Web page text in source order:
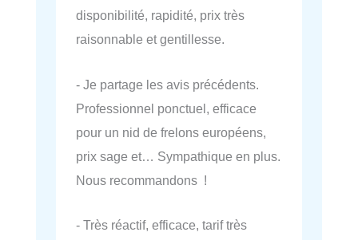
disponibilité, rapidité, prix très
raisonnable et gentillesse.
- Je partage les avis précédents.
Professionnel ponctuel, efficace
pour un nid de frelons européens,
prix sage et… Sympathique en plus.
Nous recommandons !
- Très réactif, efficace, tarif très